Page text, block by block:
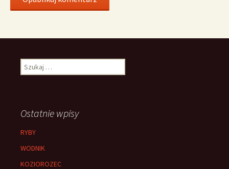
Szukaj:
Ostatnie wpisy
RYBY
WODNIK
KOZIOROZEC